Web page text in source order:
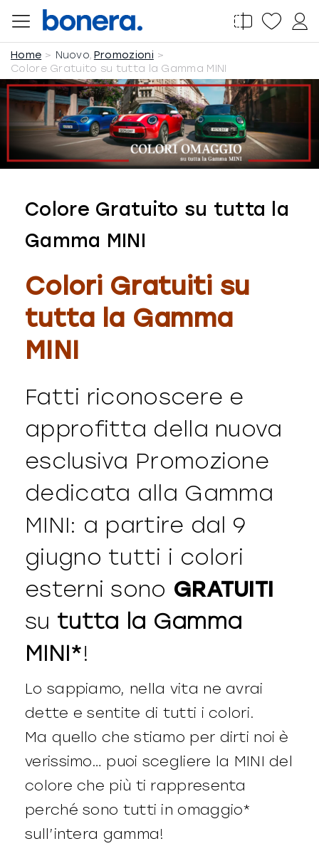
Salta
contenuto
Home Nuovo Promozioni
Colore Gratuito su tutta la Gamma MINI
Colore Gratuito su tutta la
Gamma MINI
Colori Gratuiti su
tutta la Gamma
MINI
Fatti riconoscere e
approfitta della nuova
esclusiva Promozione
dedicata alla Gamma
MINI: a partire dal 9
giugno tutti i colori
esterni sono GRATUITI
su tutta la Gamma
MINI*!
Lo sappiamo, nella vita ne avrai
dette e sentite di tutti i colori.
Ma quello che stiamo per dirti noi è
verissimo… puoi scegliere la MINI del
colore che più ti rappresenta
perché sono tutti in omaggio*
sull’intera gamma!